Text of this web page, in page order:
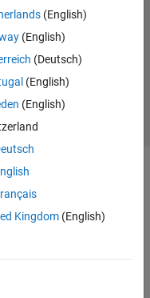
(English)
(English)
(Deutsch)
(English)
(English)
Kingdom(English)
Contacts locaux